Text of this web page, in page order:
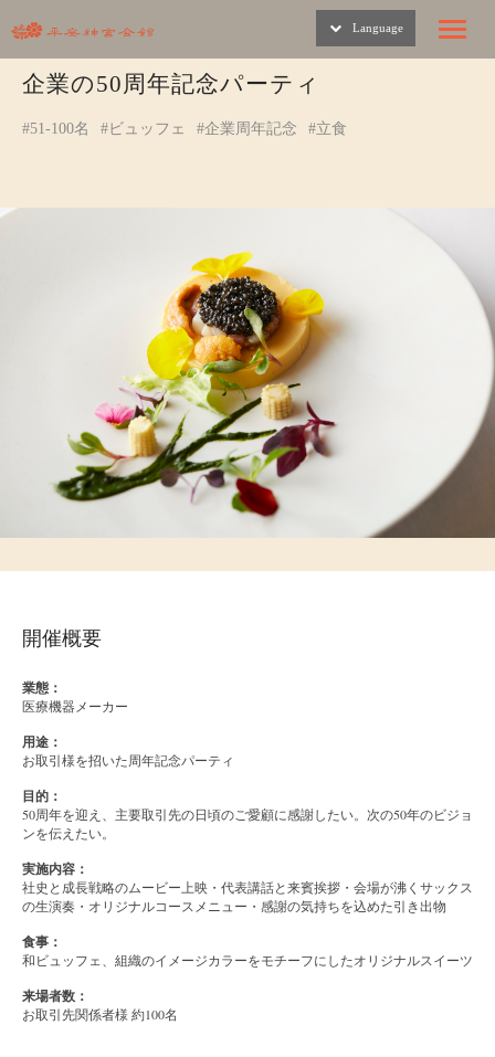
Toggle
Language
企業の50周年記念パーティ
#51-100名 #ビュッフェ #企業周年記念 #立食
開催概要
業態：
医療機器メーカー
用途：
お取引様を招いた周年記念パーティ
目的：
50周年を迎え、主要取引先の日頃のご愛顧に感謝したい。次の50年のビジョ
ンを伝えたい。
実施内容：
社史と成長戦略のムービー上映・代表講話と来賓挨拶・会場が沸くサックス
の生演奏・オリジナルコースメニュー・感謝の気持ちを込めた引き出物
食事：
和ビュッフェ、組織のイメージカラーをモチーフにしたオリジナルスイーツ
来場者数：
お取引先関係者様 約100名